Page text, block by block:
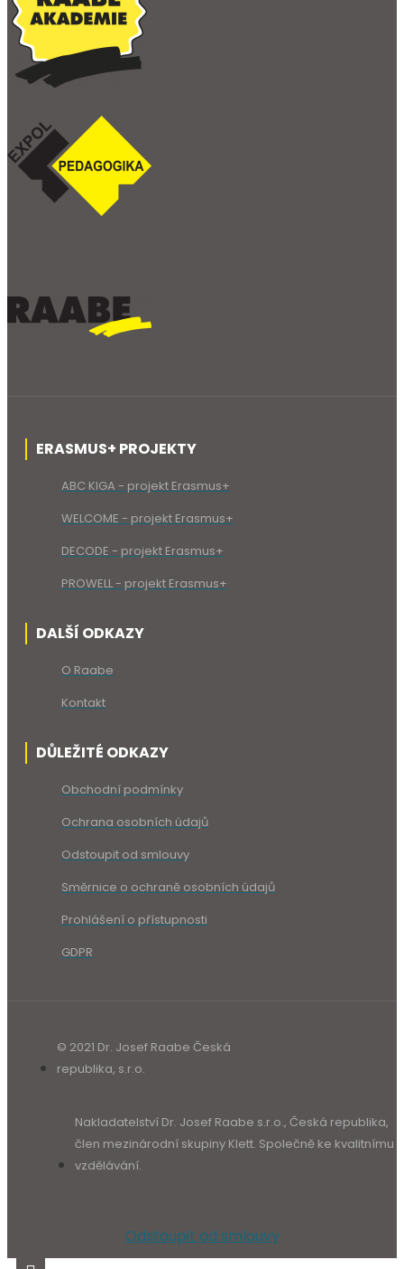
ERASMUS+ PROJEKTY
ABC KIGA - projekt Erasmus+
WELCOME - projekt Erasmus+
DECODE - projekt Erasmus+
PROWELL - projekt Erasmus+
DALŠÍ ODKAZY
O Raabe
Kontakt
DŮLEŽITÉ ODKAZY
Obchodní podmínky
Ochrana osobních údajů
Odstoupit od smlouvy
Směrnice o ochraně osobních údajů
Prohlášení o přístupnosti
GDPR
© 2021 Dr. Josef Raabe Česká
republika, s.r.o.
Nakladatelství Dr. Josef Raabe s.r.o., Česká republika,
člen mezinárodní skupiny Klett. Společně ke kvalitnímu
vzdělávání.
Odstoupit od smlouvy